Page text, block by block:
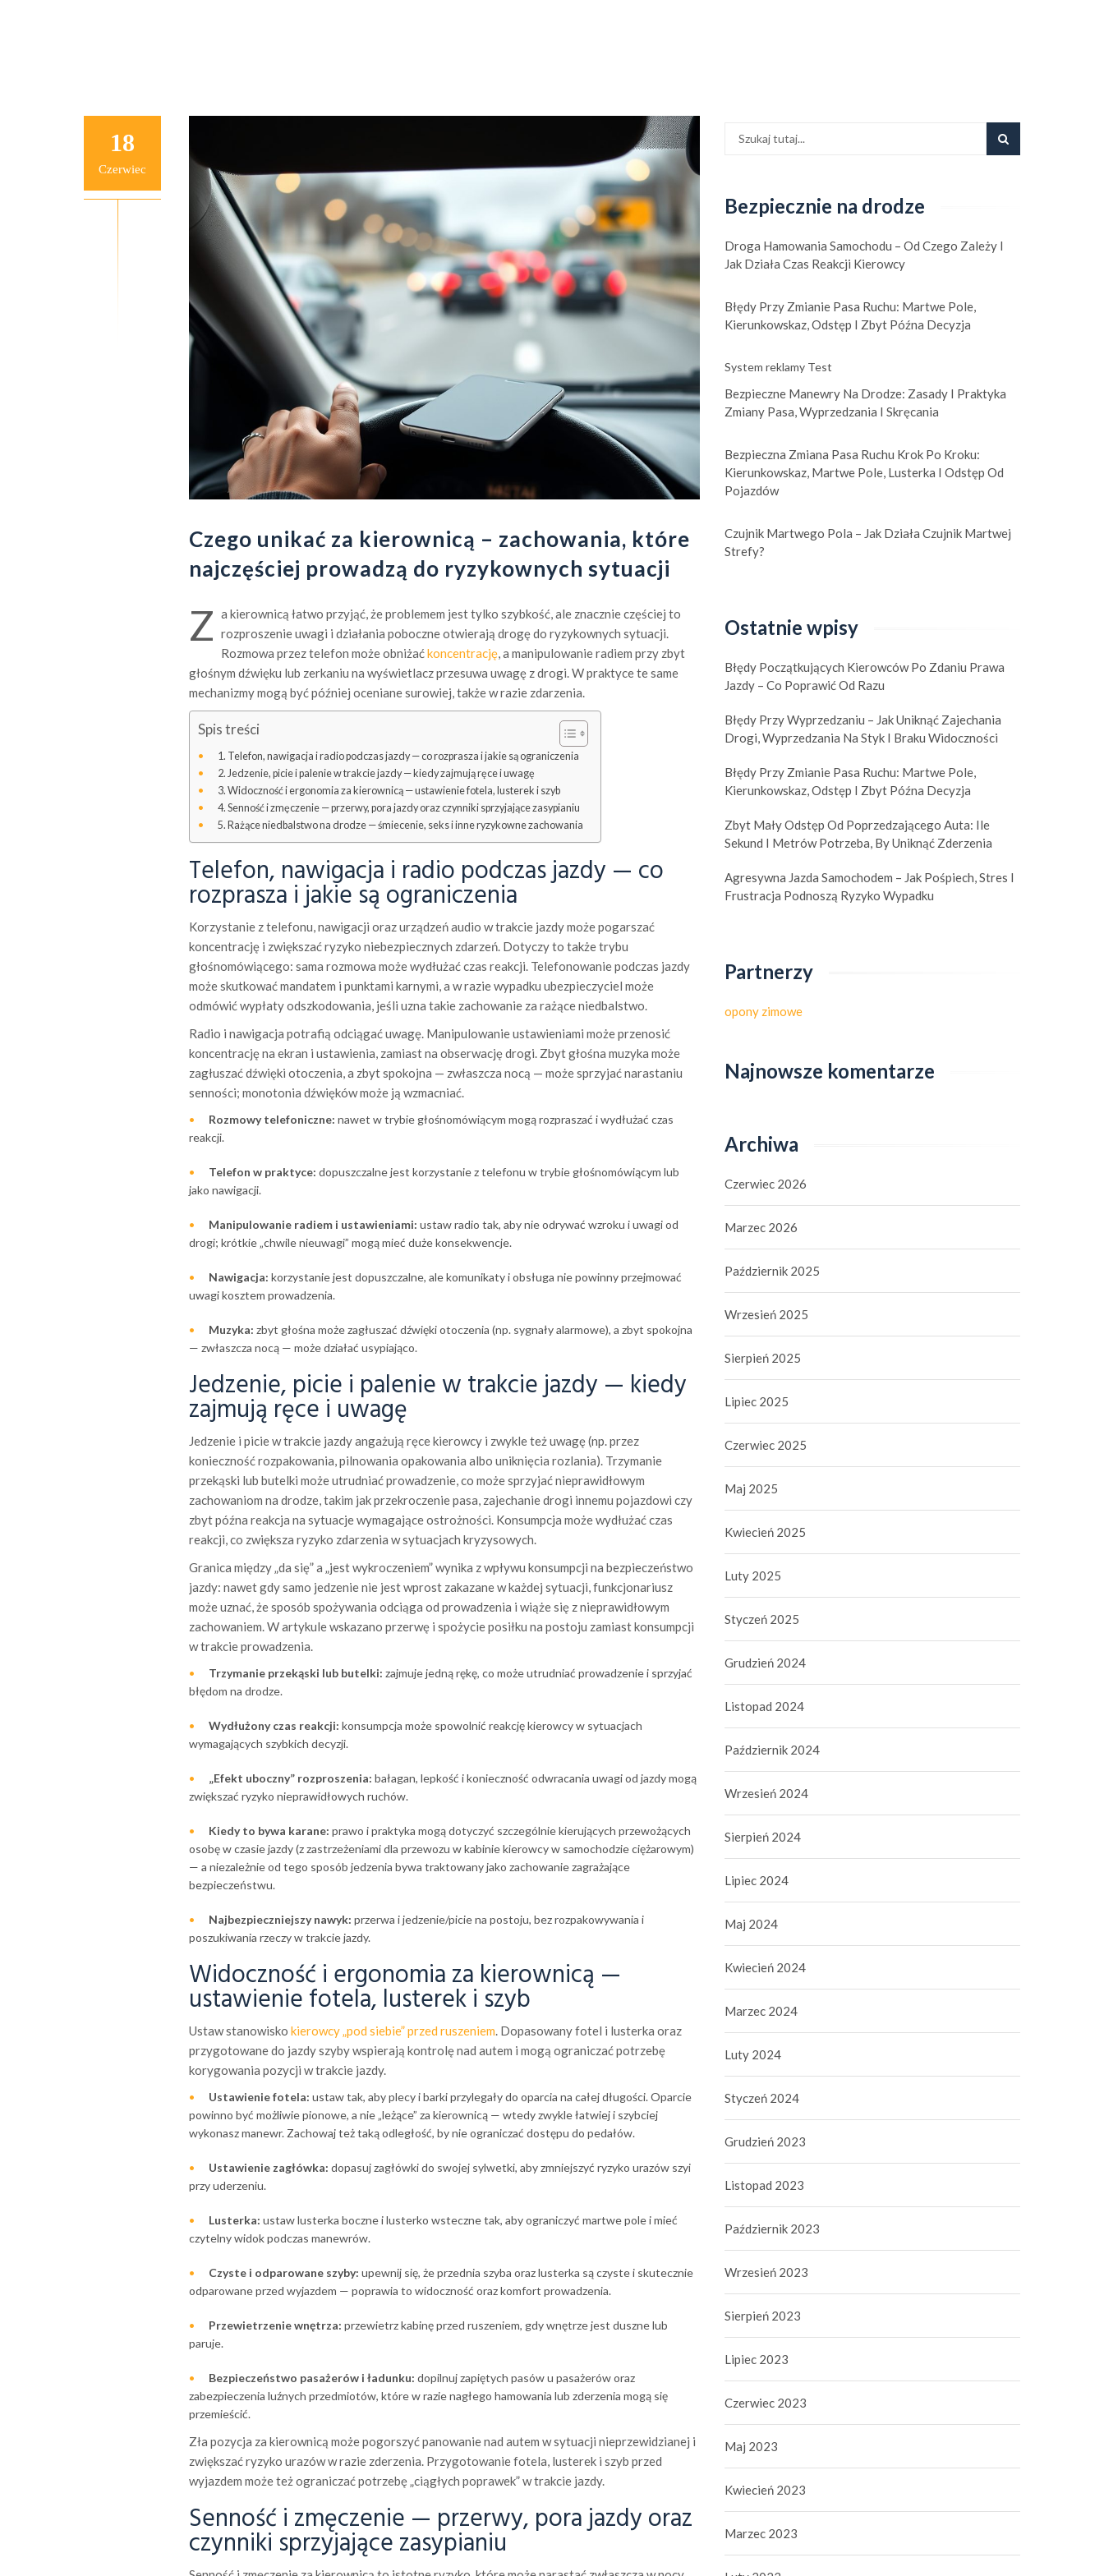
18
Czerwiec
Czego unikać za kierownicą – zachowania, które
najczęściej prowadzą do ryzykownych sytuacji
Z a kierownicą łatwo przyjąć, że problemem jest tylko szybkość, ale znacznie częściej to
rozproszenie uwagi i działania poboczne otwierają drogę do ryzykownych sytuacji.
Rozmowa przez telefon może obniżaćkoncentrację, a manipulowanie radiem przy zbyt
głośnym dźwięku lub zerkaniu na wyświetlacz przesuwa uwagę z drogi. W praktyce te same
mechanizmy mogą być później oceniane surowiej, także w razie zdarzenia.
Spis treści
Telefon, nawigacja i radio podczas jazdy — co rozprasza i jakie są ograniczenia
Jedzenie, picie i palenie w trakcie jazdy — kiedy zajmują ręce i uwagę
Widoczność i ergonomia za kierownicą — ustawienie fotela, lusterek i szyb
Senność i zmęczenie — przerwy, pora jazdy oraz czynniki sprzyjające zasypianiu
Rażące niedbalstwo na drodze — śmiecenie, seks i inne ryzykowne zachowania
Telefon, nawigacja i radio podczas jazdy — co
rozprasza i jakie są ograniczenia
Korzystanie z telefonu, nawigacji oraz urządzeń audio w trakcie jazdy może pogarszać
koncentrację i zwiększać ryzyko niebezpiecznych zdarzeń. Dotyczy to także trybu
głośnomówiącego: sama rozmowa może wydłużać czas reakcji. Telefonowanie podczas jazdy
może skutkować mandatem i punktami karnymi, a w razie wypadku ubezpieczyciel może
odmówić wypłaty odszkodowania, jeśli uzna takie zachowanie za rażące niedbalstwo.
Radio i nawigacja potrafią odciągać uwagę. Manipulowanie ustawieniami może przenosić
koncentrację na ekran i ustawienia, zamiast na obserwację drogi. Zbyt głośna muzyka może
zagłuszać dźwięki otoczenia, a zbyt spokojna — zwłaszcza nocą — może sprzyjać narastaniu
senności; monotonia dźwięków może ją wzmacniać.
Rozmowy telefoniczne: nawet w trybie głośnomówiącym mogą rozpraszać i wydłużać czas
reakcji.
Telefon w praktyce: dopuszczalne jest korzystanie z telefonu w trybie głośnomówiącym lub
jako nawigacji.
Manipulowanie radiem i ustawieniami: ustaw radio tak, aby nie odrywać wzroku i uwagi od
drogi; krótkie „chwile nieuwagi” mogą mieć duże konsekwencje.
Nawigacja: korzystanie jest dopuszczalne, ale komunikaty i obsługa nie powinny przejmować
uwagi kosztem prowadzenia.
Muzyka: zbyt głośna może zagłuszać dźwięki otoczenia (np. sygnały alarmowe), a zbyt spokojna
— zwłaszcza nocą — może działać usypiająco.
Jedzenie, picie i palenie w trakcie jazdy — kiedy
zajmują ręce i uwagę
Jedzenie i picie w trakcie jazdy angażują ręce kierowcy i zwykle też uwagę (np. przez
konieczność rozpakowania, pilnowania opakowania albo uniknięcia rozlania). Trzymanie
przekąski lub butelki może utrudniać prowadzenie, co może sprzyjać nieprawidłowym
zachowaniom na drodze, takim jak przekroczenie pasa, zajechanie drogi innemu pojazdowi czy
zbyt późna reakcja na sytuacje wymagające ostrożności. Konsumpcja może wydłużać czas
reakcji, co zwiększa ryzyko zdarzenia w sytuacjach kryzysowych.
Granica między „da się” a „jest wykroczeniem” wynika z wpływu konsumpcji na bezpieczeństwo
jazdy: nawet gdy samo jedzenie nie jest wprost zakazane w każdej sytuacji, funkcjonariusz
może uznać, że sposób spożywania odciąga od prowadzenia i wiąże się z nieprawidłowym
zachowaniem. W artykule wskazano przerwę i spożycie posiłku na postoju zamiast konsumpcji
w trakcie prowadzenia.
Trzymanie przekąski lub butelki: zajmuje jedną rękę, co może utrudniać prowadzenie i sprzyjać
błędom na drodze.
Wydłużony czas reakcji: konsumpcja może spowolnić reakcję kierowcy w sytuacjach
wymagających szybkich decyzji.
„Efekt uboczny” rozproszenia: bałagan, lepkość i konieczność odwracania uwagi od jazdy mogą
zwiększać ryzyko nieprawidłowych ruchów.
Kiedy to bywa karane: prawo i praktyka mogą dotyczyć szczególnie kierujących przewożących
osobę w czasie jazdy (z zastrzeżeniami dla przewozu w kabinie kierowcy w samochodzie ciężarowym)
— a niezależnie od tego sposób jedzenia bywa traktowany jako zachowanie zagrażające
bezpieczeństwu.
Najbezpieczniejszy nawyk: przerwa i jedzenie/picie na postoju, bez rozpakowywania i
poszukiwania rzeczy w trakcie jazdy.
Widoczność i ergonomia za kierownicą —
ustawienie fotela, lusterek i szyb
Ustaw stanowisko kierowcy „pod siebie” przed ruszeniem. Dopasowany fotel i lusterka oraz
przygotowane do jazdy szyby wspierają kontrolę nad autem i mogą ograniczać potrzebę
korygowania pozycji w trakcie jazdy.
Ustawienie fotela: ustaw tak, aby plecy i barki przylegały do oparcia na całej długości. Oparcie
powinno być możliwie pionowe, a nie „leżące” za kierownicą — wtedy zwykle łatwiej i szybciej
wykonasz manewr. Zachowaj też taką odległość, by nie ograniczać dostępu do pedałów.
Ustawienie zagłówka: dopasuj zagłówki do swojej sylwetki, aby zmniejszyć ryzyko urazów szyi
przy uderzeniu.
Lusterka: ustaw lusterka boczne i lusterko wsteczne tak, aby ograniczyć martwe pole i mieć
czytelny widok podczas manewrów.
Czyste i odparowane szyby: upewnij się, że przednia szyba oraz lusterka są czyste i skutecznie
odparowane przed wyjazdem — poprawia to widoczność oraz komfort prowadzenia.
Przewietrzenie wnętrza: przewietrz kabinę przed ruszeniem, gdy wnętrze jest duszne lub
paruje.
Bezpieczeństwo pasażerów i ładunku: dopilnuj zapiętych pasów u pasażerów oraz
zabezpieczenia luźnych przedmiotów, które w razie nagłego hamowania lub zderzenia mogą się
przemieścić.
Zła pozycja za kierownicą może pogorszyć panowanie nad autem w sytuacji nieprzewidzianej i
zwiększać ryzyko urazów w razie zderzenia. Przygotowanie fotela, lusterek i szyb przed
wyjazdem może też ograniczać potrzebę „ciągłych poprawek” w trakcie jazdy.
Senność i zmęczenie — przerwy, pora jazdy oraz
czynniki sprzyjające zasypianiu
Bezpiecznie na drodze
Droga Hamowania Samochodu – Od Czego Zależy I
Jak Działa Czas Reakcji Kierowcy
Błędy Przy Zmianie Pasa Ruchu: Martwe Pole,
Kierunkowskaz, Odstęp I Zbyt Późna Decyzja
System reklamy Test
Bezpieczne Manewry Na Drodze: Zasady I Praktyka
Zmiany Pasa, Wyprzedzania I Skręcania
Bezpieczna Zmiana Pasa Ruchu Krok Po Kroku:
Kierunkowskaz, Martwe Pole, Lusterka I Odstęp Od
Pojazdów
Czujnik Martwego Pola – Jak Działa Czujnik Martwej
Strefy?
Ostatnie wpisy
Błędy Początkujących Kierowców Po Zdaniu Prawa
Jazdy – Co Poprawić Od Razu
Błędy Przy Wyprzedzaniu – Jak Uniknąć Zajechania
Drogi, Wyprzedzania Na Styk I Braku Widoczności
Błędy Przy Zmianie Pasa Ruchu: Martwe Pole,
Kierunkowskaz, Odstęp I Zbyt Późna Decyzja
Zbyt Mały Odstęp Od Poprzedzającego Auta: Ile
Sekund I Metrów Potrzeba, By Uniknąć Zderzenia
Agresywna Jazda Samochodem – Jak Pośpiech, Stres I
Frustracja Podnoszą Ryzyko Wypadku
Partnerzy
opony zimowe
Najnowsze komentarze
Archiwa
Czerwiec 2026
Marzec 2026
Październik 2025
Wrzesień 2025
Sierpień 2025
Lipiec 2025
Czerwiec 2025
Maj 2025
Kwiecień 2025
Luty 2025
Styczeń 2025
Grudzień 2024
Listopad 2024
Październik 2024
Wrzesień 2024
Sierpień 2024
Lipiec 2024
Maj 2024
Kwiecień 2024
Marzec 2024
Luty 2024
Styczeń 2024
Grudzień 2023
Listopad 2023
Październik 2023
Wrzesień 2023
Sierpień 2023
Lipiec 2023
Czerwiec 2023
Maj 2023
Kwiecień 2023
Marzec 2023